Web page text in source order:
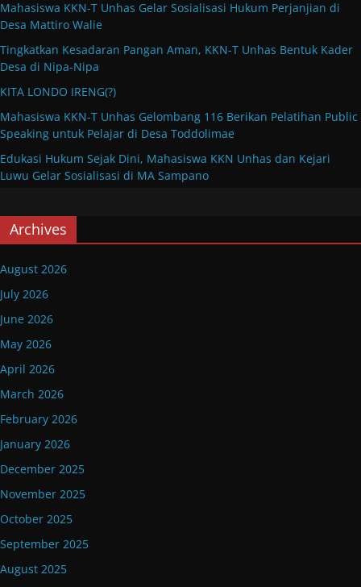
Mahasiswa KKN-T Unhas Gelar Sosialisasi Hukum Perjanjian di
Desa Mattiro Walie
Tingkatkan Kesadaran Pangan Aman, KKN-T Unhas Bentuk Kader
Desa di Nipa-Nipa
KITA LONDO IRENG(?)
Mahasiswa KKN-T Unhas Gelombang 116 Berikan Pelatihan Public
Speaking untuk Pelajar di Desa Toddolimae
Edukasi Hukum Sejak Dini, Mahasiswa KKN Unhas dan Kejari
Luwu Gelar Sosialisasi di MA Sampano
Archives
August 2026
July 2026
June 2026
May 2026
April 2026
March 2026
February 2026
January 2026
December 2025
November 2025
October 2025
September 2025
August 2025